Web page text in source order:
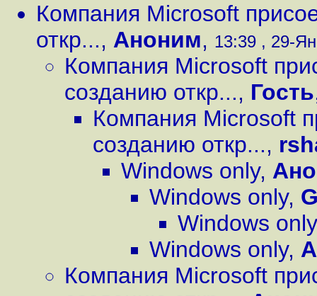
Компания Microsoft
откр..., Аноним, 13:39 , 29-
Компания Microsoft
созданию откр..., Гость
Компания Microsoft
созданию откр...,
Windows only,
Windows only,
Windows only
Windows only,
Компания Microsoft